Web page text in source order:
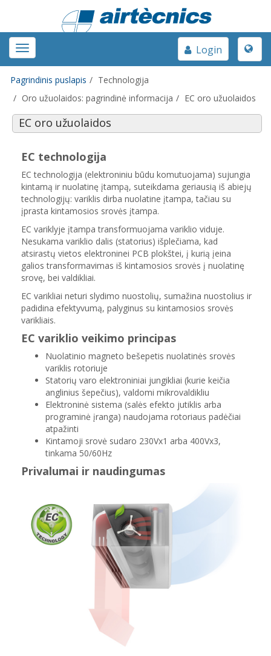
Toggle
navigation
Toggle
Login
Pagrindinis puslapis
Technologija
Oro užuolaidos: pagrindinė informacija
EC oro užuolaidos
EC oro užuolaidos
EC technologija
EC technologija (elektroniniu būdu komutuojama) sujungia
kintamą ir nuolatinę įtampą, suteikdama geriausią iš abiejų
technologijų: variklis dirba nuolatine įtampa, tačiau su
įprasta kintamosios srovės įtampa.
EC variklyje įtampa transformuojama variklio viduje.
Nesukama variklio dalis (statorius) išplečiama, kad
atsirastų vietos elektroninei PCB plokštei, į kurią įeina
galios transformavimas iš kintamosios srovės į nuolatinę
srovę, bei valdikliai.
EC varikliai neturi slydimo nuostolių, sumažina nuostolius ir
padidina efektyvumą, palyginus su kintamosios srovės
varikliais.
EC variklio veikimo principas
Nuolatinio magneto bešepetis nuolatinės srovės
variklis rotoriuje
Statorių varo elektroniniai jungikliai (kurie keičia
anglinius šepečius), valdomi mikrovaldikliu
Elektroninė sistema (salės efekto jutiklis arba
programinė įranga) naudojama rotoriaus padėčiai
atpažinti
Kintamoji srovė sudaro 230Vx1 arba 400Vx3,
tinkama 50/60Hz
Privalumai ir naudingumas